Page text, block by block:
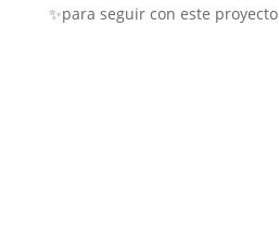
✨para seguir con este proyecto